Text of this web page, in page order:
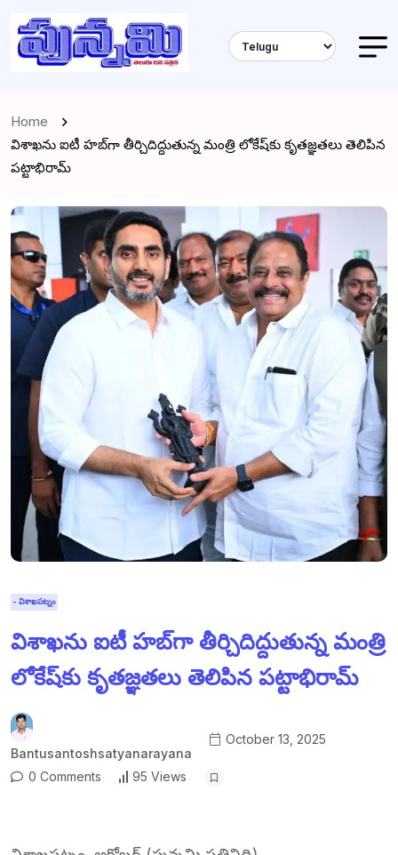
Home
విశాఖను ఐటీ హబ్‌గా తీర్చిదిద్దుతున్న మంత్రి లోకేష్‌కు కృతజ్ఞతలు తెలిపిన
పట్టాభిరామ్
- విశాఖపట్నం
విశాఖను ఐటీ హబ్‌గా తీర్చిదిద్దుతున్న మంత్రి
లోకేష్‌కు కృతజ్ఞతలు తెలిపిన పట్టాభిరామ్
Bantusantoshsatyanarayana
October 13, 2025
0 Comments 95 Views